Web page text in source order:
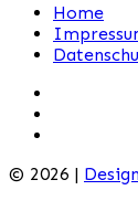
Home
© 2026 |